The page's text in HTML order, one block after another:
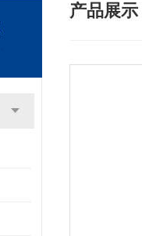
产品展示